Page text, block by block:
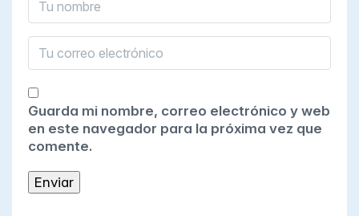
Guarda mi nombre, correo electrónico y web
en este navegador para la próxima vez que
comente.